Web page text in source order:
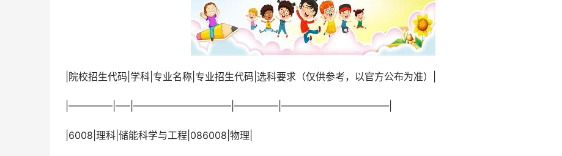
|院校招生代码|学科|专业名称|专业招生代码|选科要求（仅供参考，以官方公布为准）|
|————–|—–|——————————|————–|———————————|
|6008|理科|储能科学与工程|086008|物理|